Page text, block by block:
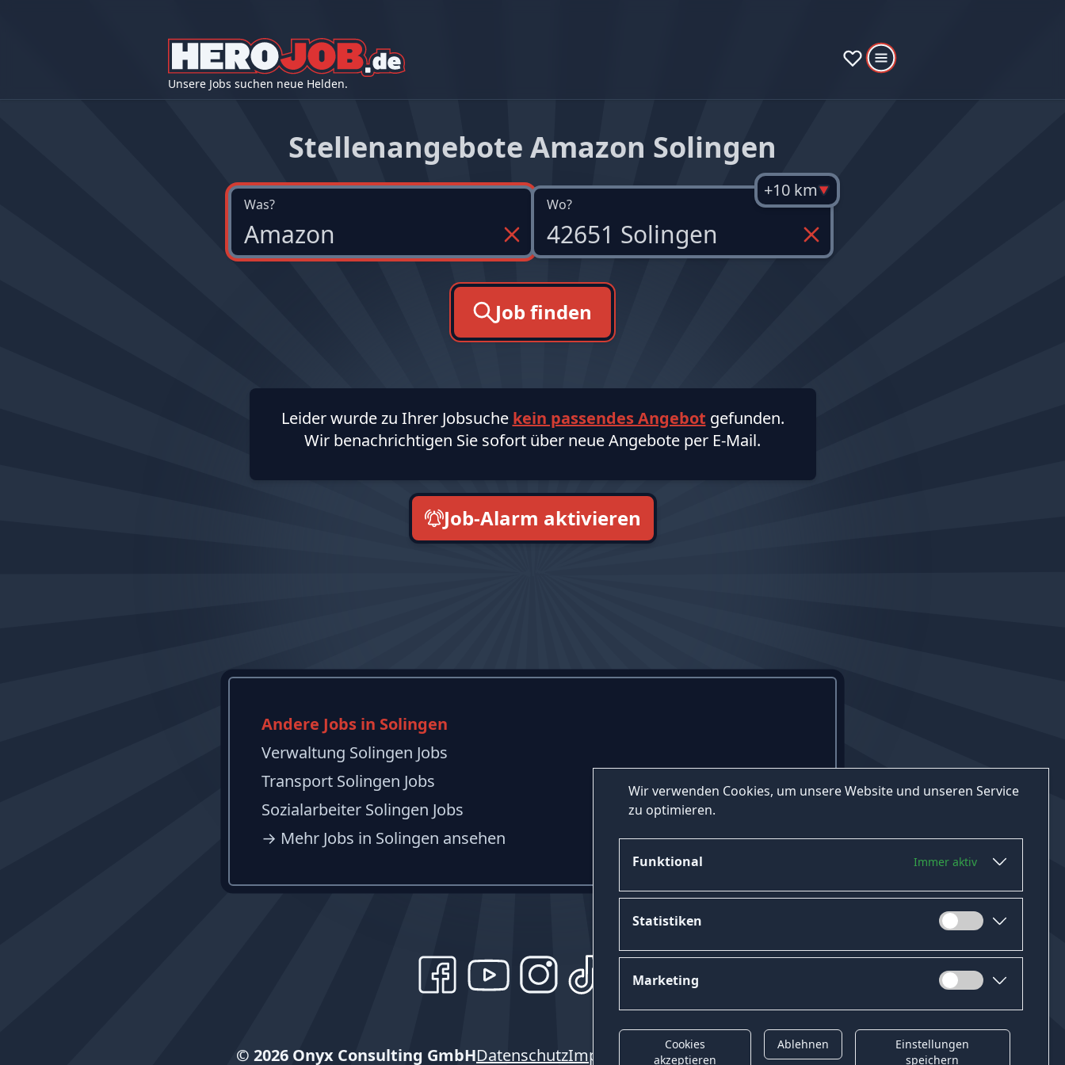
Wir verwenden Cookies, um unsere Website und unseren Service
zu optimieren.
Funktional Immer aktiv
Statistiken
Marketing
Cookies
akzeptieren
Ablehnen
Einstellungen
speichern
Unsere Jobs suchen neue Helden.
Stellenangebote Amazon Solingen
Was? Wo?
+10 km
Job finden
Leider wurde zu Ihrer Jobsuche kein passendes Angebot gefunden.
Wir benachrichtigen Sie sofort über neue Angebote per E-Mail.
Job-Alarm aktivieren
Andere Jobs in Solingen
Verwaltung Solingen Jobs
Transport Solingen Jobs
Sozialarbeiter Solingen Jobs
→ Mehr Jobs in Solingen ansehen
DatenschutzImpressum KontaktGender-Hinweis
© 2026 Onyx Consulting GmbH